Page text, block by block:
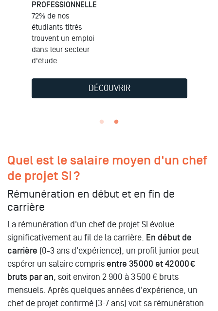
PROFESSIONNELLE
72% de nos
étudiants titrés
trouvent un emploi
dans leur secteur
d'étude.
DÉCOUVRIR
Quel est le salaire moyen d'un chef
de projet SI ?
Rémunération en début et en fin de
carrière
La rémunération d'un chef de projet SI évolue
significativement au fil de la carrière. En début de
carrière (0-3 ans d'expérience), un profil junior peut
espérer un salaire compris entre 35 000 et 42 000 €
bruts par an, soit environ 2 900 à 3 500 € bruts
mensuels. Après quelques années d'expérience, un
chef de projet confirmé (3-7 ans) voit sa rémunération